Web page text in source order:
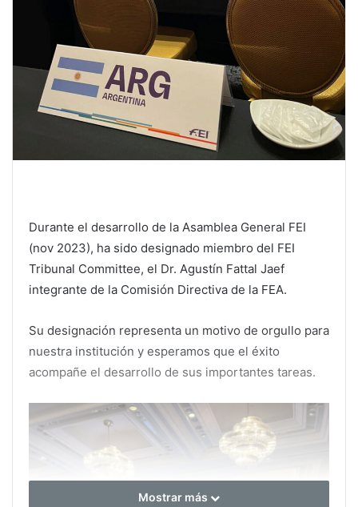
Durante el desarrollo de la Asamblea General FEI
(nov 2023), ha sido designado miembro del FEI
Tribunal Committee, el Dr. Agustín Fattal Jaef
integrante de la Comisión Directiva de la FEA.
Su designación representa un motivo de orgullo para
nuestra institución y esperamos que el éxito
acompañe el desarrollo de sus importantes tareas.
Mostrar más